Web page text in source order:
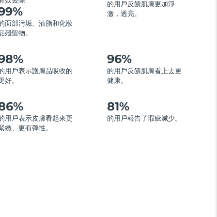
面部污垢、油脂和化妝
殘留物。
的用戶反饋肌膚更加淨
澈，透亮。
用戶表示護膚品吸收的
好。
96%
的用戶反饋肌膚看上去更
健康。
用戶表示皮膚看起來更
緻、更有彈性。
81%
的用戶報告了瑕疵減少。